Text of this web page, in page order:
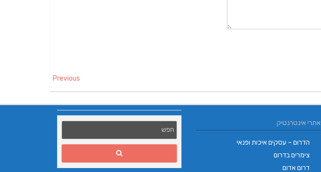
Previous
אתרי אינטרנטיק
הדרום – עסקים איכות ופנאי
צימרים בדרום
דרום אדום